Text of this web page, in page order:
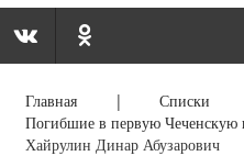
Главная |Списки
Погибшие в первую Чеченскую
Хайрулин Динар Абузарович